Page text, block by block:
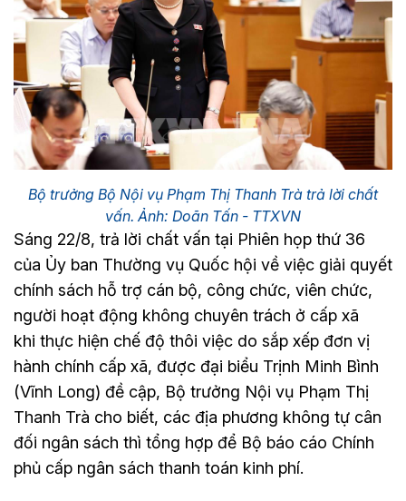
Bộ trưởng Bộ Nội vụ Phạm Thị Thanh Trà trả lời chất
vấn. Ảnh: Doãn Tấn - TTXVN
Sáng 22/8, trả lời chất vấn tại Phiên họp thứ 36
của Ủy ban Thường vụ Quốc hội về việc giải quyết
chính sách hỗ trợ cán bộ, công chức, viên chức,
người hoạt động không chuyên trách ở cấp xã
khi thực hiện chế độ thôi việc do sắp xếp đơn vị
hành chính cấp xã, được đại biểu Trịnh Minh Bình
(Vĩnh Long) đề cập, Bộ trưởng Nội vụ Phạm Thị
Thanh Trà cho biết, các địa phương không tự cân
đối ngân sách thì tổng hợp để Bộ báo cáo Chính
phủ cấp ngân sách thanh toán kinh phí.